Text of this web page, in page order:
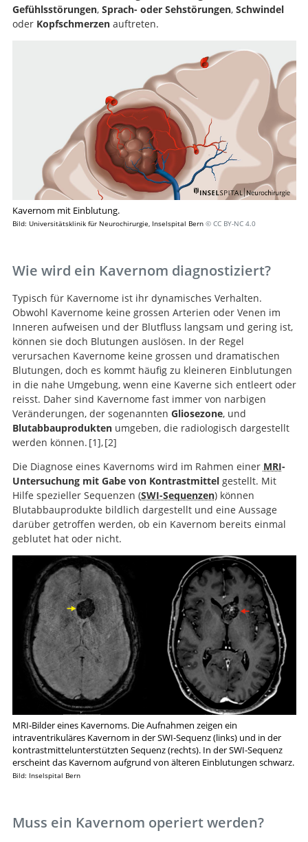
Gefühlsstörungen, Sprach- oder Sehstörungen, Schwindel
oder Kopfschmerzen auftreten.
Kavernom mit Einblutung.
Bild: Universitätsklinik für Neurochirurgie, Inselspital Bern © CC BY-NC 4.0
Wie wird ein Kavernom diagnostiziert?
Typisch für Kavernome ist ihr dynamisches Verhalten.
Obwohl Kavernome keine grossen Arterien oder Venen im
Inneren aufweisen und der Blutfluss langsam und gering ist,
können sie doch Blutungen auslösen. In der Regel
verursachen Kavernome keine grossen und dramatischen
Blutungen, doch es kommt häufig zu kleineren Einblutungen
in die nahe Umgebung, wenn eine Kaverne sich entleert oder
reisst. Daher sind Kavernome fast immer von narbigen
Veränderungen, der sogenannten Gliosezone, und
Blutabbauprodukten umgeben, die radiologisch dargestellt
werden können. 1
Ultrastructural and immunocytochemical evidence that
an incompetent blood-brain barrier is related to the
pathophysiology of cavernous malformations.
, 2
Clinical course of
untreated cerebral cavernous malformations: a meta-
analysis of individual patient data.
Die Diagnose eines Kavernoms wird im Rahmen einer MRI-
Untersuchung mit Gabe von Kontrastmittelgestellt. Mit
Hilfe spezieller Sequenzen (SWI-Sequenzen) können
Blutabbauprodukte bildlich dargestellt und eine Aussage
darüber getroffen werden, ob ein Kavernom bereits einmal
geblutet hat oder nicht.
MRI-Bilder eines Kavernoms. Die Aufnahmen zeigen ein
intraventrikuläres Kavernom in der SWI-Sequenz (links) und in der
kontrastmittelunterstützten Sequenz (rechts). In der SWI-Sequenz
erscheint das Kavernom aufgrund von älteren Einblutungen schwarz.
Bild: Inselspital Bern
Muss ein Kavernom operiert werden?